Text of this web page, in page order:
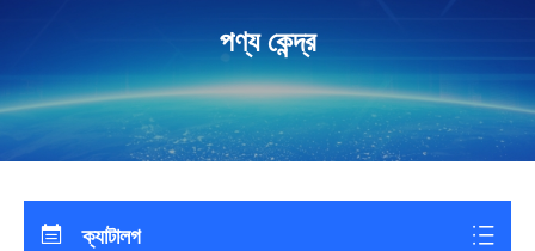
পণ্য কেন্দ্র
ক্যাটালগ